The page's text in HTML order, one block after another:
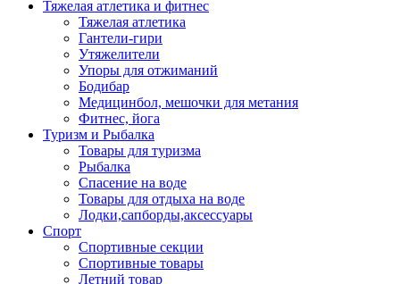
Тяжелая атлетика и фитнес
Тяжелая атлетика
Гантели-гири
Утяжелители
Упоры для отжиманий
Бодибар
Медицинбол, мешочки для метания
Фитнес, йога
Туризм и Рыбалка
Товары для туризма
Рыбалка
Спасение на воде
Товары для отдыха на воде
Лодки,сапборды,аксессуары
Спорт
Спортивные секции
Спортивные товары
Летний товар